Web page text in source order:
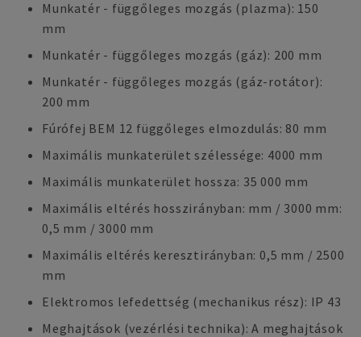
Munkatér - függőleges mozgás (plazma): 150
mm
Munkatér - függőleges mozgás (gáz): 200 mm
Munkatér - függőleges mozgás (gáz-rotátor):
200 mm
Fúrófej BEM 12 függőleges elmozdulás: 80 mm
Maximális munkaterület szélessége: 4000 mm
Maximális munkaterület hossza: 35 000 mm
Maximális eltérés hosszirányban: mm / 3000 mm:
0,5 mm / 3000 mm
Maximális eltérés keresztirányban: 0,5 mm / 2500
mm
Elektromos lefedettség (mechanikus rész): IP 43
Meghajtások (vezérlési technika): A meghajtások